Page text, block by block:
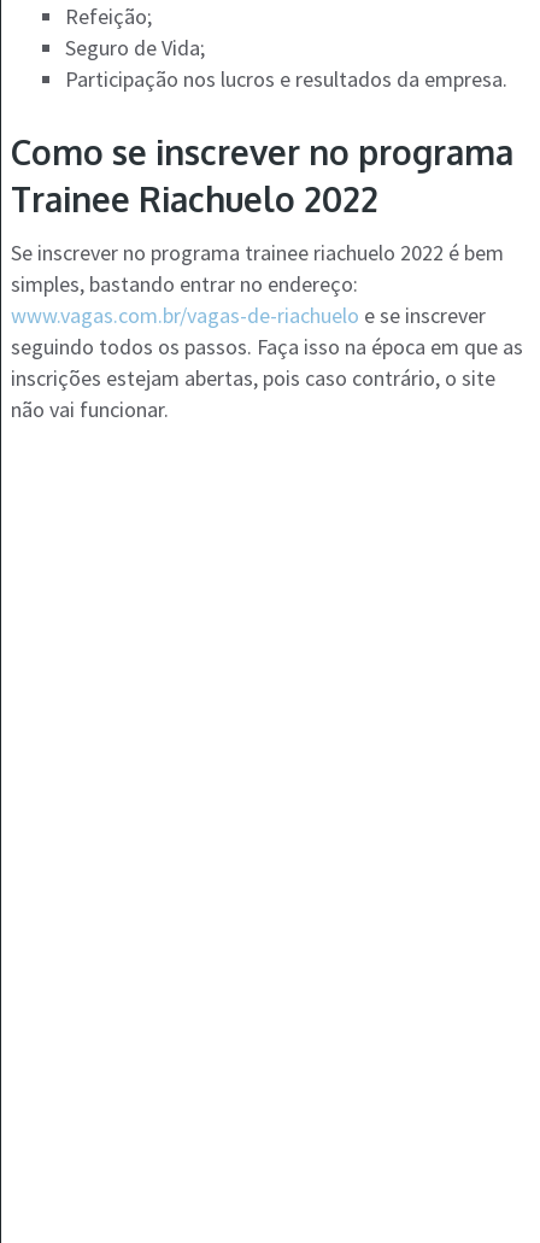
Refeição;
Seguro de Vida;
Participação nos lucros e resultados da empresa.
Como se inscrever no programa
Trainee Riachuelo 2022
Se inscrever no programa trainee riachuelo 2022 é bem
simples, bastando entrar no endereço:
www.vagas.com.br/vagas-de-riachuelo e se inscrever
seguindo todos os passos. Faça isso na época em que as
inscrições estejam abertas, pois caso contrário, o site
não vai funcionar.